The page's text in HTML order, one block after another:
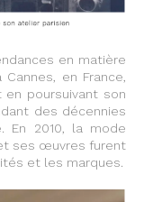
en matière
en France,
poursuivant son
des décennies
En 2010, la mode
ses œuvres furent
et les marques.